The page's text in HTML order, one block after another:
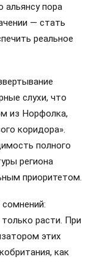
альянсу пора
— стать
реальное
слухи, что
из Норфолка,
коридора».
полного
региона
приоритетом.
расти. При
этих
как